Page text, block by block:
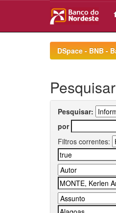
DSpace - BNB -
Pesquisar
Pesquisar:
por
Filtros correntes: